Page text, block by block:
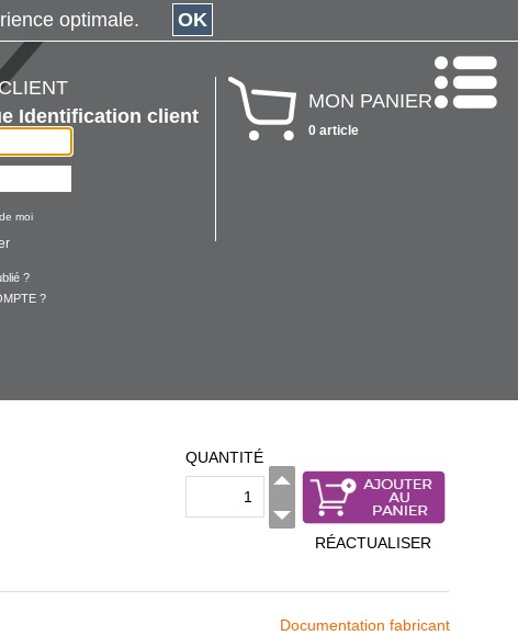
Identification client
moi
?
?
MON PANIER
0 article
QUANTITÉ
RÉACTUALISER
Documentation fabricant
optimale. OK